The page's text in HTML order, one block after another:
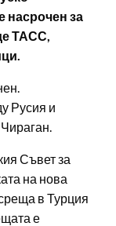
насрочен за
ТАСС,
Русия и
Съвет за
на нова
в Турция
е